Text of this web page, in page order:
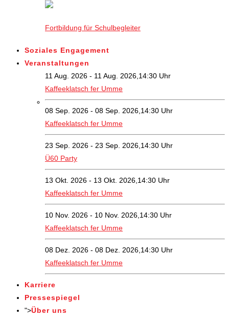
Fortbildung für Schulbegleiter
Soziales Engagement
Veranstaltungen
11 Aug. 2026 - 11 Aug. 2026,14:30 Uhr
Kaffeeklatsch fer Umme
08 Sep. 2026 - 08 Sep. 2026,14:30 Uhr
Kaffeeklatsch fer Umme
23 Sep. 2026 - 23 Sep. 2026,14:30 Uhr
Ü60 Party
13 Okt. 2026 - 13 Okt. 2026,14:30 Uhr
Kaffeeklatsch fer Umme
10 Nov. 2026 - 10 Nov. 2026,14:30 Uhr
Kaffeeklatsch fer Umme
08 Dez. 2026 - 08 Dez. 2026,14:30 Uhr
Kaffeeklatsch fer Umme
Karriere
Pressespiegel
">Über uns